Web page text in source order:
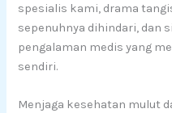
spesialis kami, drama
sepenuhnya dihindari, dan
pengalaman medis yang
sendiri.
Menjaga kesehatan mulut